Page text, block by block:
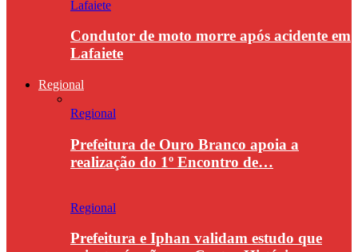
Lafaiete
Condutor de moto morre após acidente em
Lafaiete
Regional
Regional
Prefeitura de Ouro Branco apoia a
realização do 1º Encontro de…
Regional
Prefeitura e Iphan validam estudo que